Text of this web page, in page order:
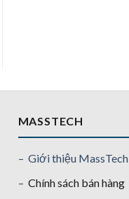
MASSTECH
– Giới thiệu MassTech
– Chính sách bán hàng